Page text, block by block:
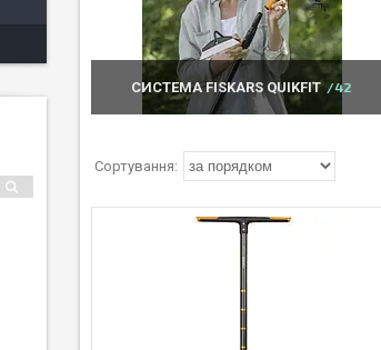
СИСТЕМА FISKARS QUIKFIT 42